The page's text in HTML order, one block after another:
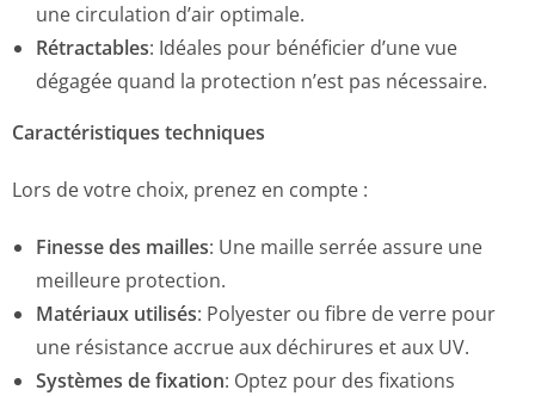
une circulation d’air optimale.
Rétractables: Idéales pour bénéficier d’une vue
dégagée quand la protection n’est pas nécessaire.
Caractéristiques techniques
Lors de votre choix, prenez en compte :
Finesse des mailles: Une maille serrée assure une
meilleure protection.
Matériaux utilisés: Polyester ou fibre de verre pour
une résistance accrue aux déchirures et aux UV.
Systèmes de fixation: Optez pour des fixations